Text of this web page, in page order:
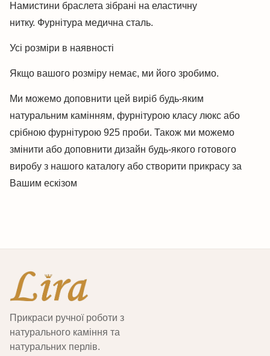
Намистини браслета зібрані на еластичну
нитку. Фурнітура медична сталь.
Усі розміри в наявності
Якщо вашого розміру немає, ми його зробимо.
Ми можемо доповнити цей виріб будь-яким
натуральним камінням, фурнітурою класу люкс або
срібною фурнітурою 925 проби. Також ми можемо
змінити або доповнити дизайн будь-якого готового
виробу з нашого каталогу або створити прикрасу за
Вашим ескізом
Прикраси ручної роботи з
натурального каміння та
натуральних перлів.